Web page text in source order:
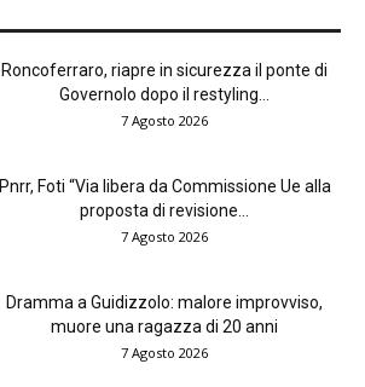
Roncoferraro, riapre in sicurezza il ponte di
Governolo dopo il restyling...
7 Agosto 2026
Pnrr, Foti “Via libera da Commissione Ue alla
proposta di revisione...
7 Agosto 2026
Dramma a Guidizzolo: malore improvviso,
muore una ragazza di 20 anni
7 Agosto 2026